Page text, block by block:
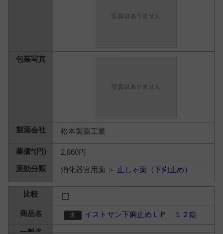
松本製薬工業
2,860円
消化器官用薬 ＞ 止しゃ薬（下痢止め）
イストサン下痢止めＬＰ １２錠